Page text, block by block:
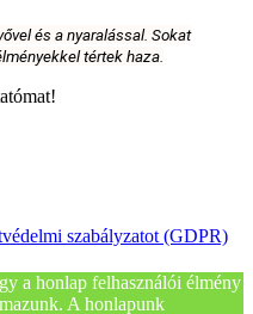
és a nyaralással. Sokat
tértek haza.
szabályzatot (GDPR)
a honlap felhasználói élmény
A honlapunk